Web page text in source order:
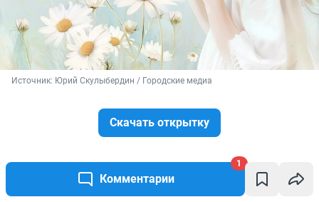
Комментарии
1
Источник: Юрий Скулыбердин / Городские медиа
Скачать открытку